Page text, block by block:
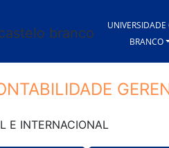
UNIVERSIDADE
BRANCO